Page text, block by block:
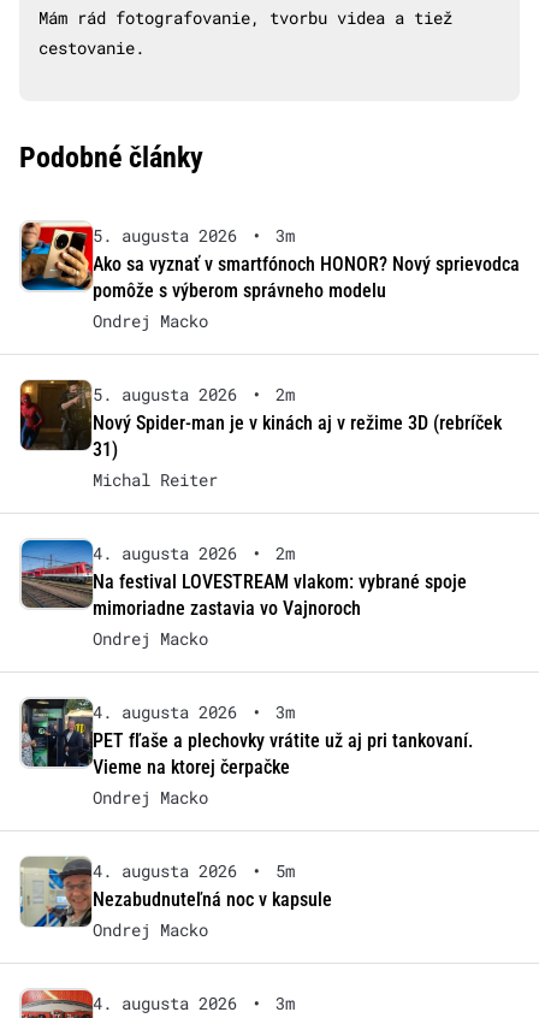
Mám rád fotografovanie, tvorbu videa a tiež
cestovanie.
Podobné články
5. augusta 2026 •
3m
Ako sa vyznať v smartfónoch HONOR? Nový sprievodca
pomôže s výberom správneho modelu
Ondrej Macko
5. augusta 2026 •
2m
Nový Spider-man je v kinách aj v režime 3D (rebríček
31)
Michal Reiter
4. augusta 2026 •
2m
Na festival LOVESTREAM vlakom: vybrané spoje
mimoriadne zastavia vo Vajnoroch
Ondrej Macko
4. augusta 2026 •
3m
PET fľaše a plechovky vrátite už aj pri tankovaní.
Vieme na ktorej čerpačke
Ondrej Macko
4. augusta 2026 •
5m
Nezabudnuteľná noc v kapsule
Ondrej Macko
4. augusta 2026 •
3m